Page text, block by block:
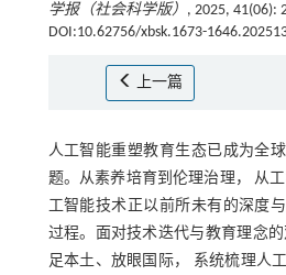
学报（社会科学版） , 2025, 41(06):
DOI:10.62756/xbsk.1673-
上一篇
人工智能重塑教育生态已成为全
题。从素养培育到伦理治理， 从
工智能技术正以前所未有的深度
过程。面对技术迭代与教育理念
足本土、放眼国际， 系统梳理人